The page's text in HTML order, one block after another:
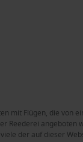
mit Flügen, die von
Reederei
der auf dieser